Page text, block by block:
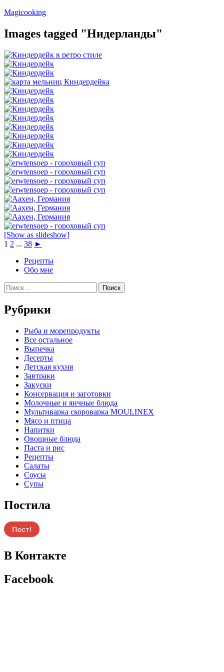
Перейти
содержимому
Magicooking
Images tagged "Нидерланды"
[Show as slideshow]
1 2 ... 38 ►
Рецепты
Обо мне
Найти:
Рубрики
Pыба и морепродукты
Все остальное
Выпечка
Десерты
Детская кухня
Завтраки
Закуски
Консервация и заготовки
Молочные и яичные блюда
Мультиварка скороварка MOULINEX
Мясо и птица
Напитки
Овощные блюда
Паста и рис
Рецепты
Салаты
Соусы
Супы
Постила
В Контакте
Facebook